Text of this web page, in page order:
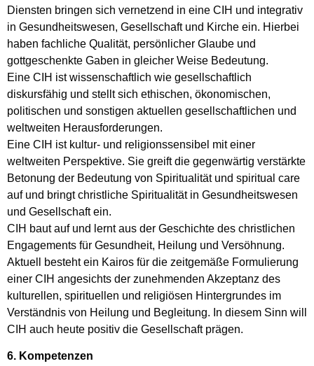
Diensten bringen sich vernetzend in eine CIH und integrativ
in Gesundheitswesen, Gesellschaft und Kirche ein. Hierbei
haben fachliche Qualität, persönlicher Glaube und
gottgeschenkte Gaben in gleicher Weise Bedeutung.
Eine CIH ist wissenschaftlich wie gesellschaftlich
diskursfähig und stellt sich ethischen, ökonomischen,
politischen und sonstigen aktuellen gesellschaftlichen und
weltweiten Herausforderungen.
Eine CIH ist kultur- und religionssensibel mit einer
weltweiten Perspektive. Sie greift die gegenwärtig verstärkte
Betonung der Bedeutung von Spiritualität und spiritual care
auf und bringt christliche Spiritualität in Gesundheitswesen
und Gesellschaft ein.
CIH baut auf und lernt aus der Geschichte des christlichen
Engagements für Gesundheit, Heilung und Versöhnung.
Aktuell besteht ein Kairos für die zeitgemäße Formulierung
einer CIH angesichts der zunehmenden Akzeptanz des
kulturellen, spirituellen und religiösen Hintergrundes im
Verständnis von Heilung und Begleitung. In diesem Sinn will
CIH auch heute positiv die Gesellschaft prägen.
6. Kompetenzen